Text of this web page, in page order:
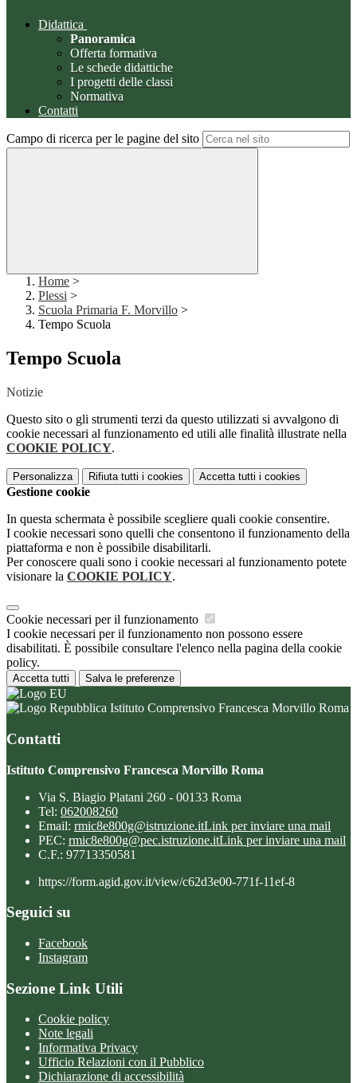
Didattica
Panoramica
Offerta formativa
Le schede didattiche
I progetti delle classi
Normativa
Contatti
Campo di ricerca per le pagine del sito
Home >
Plessi >
Scuola Primaria F. Morvillo >
Tempo Scuola
Tempo Scuola
Notizie
Questo sito o gli strumenti terzi da questo utilizzati si avvalgono di
cookie necessari al funzionamento ed utili alle finalità illustrate nella
COOKIE POLICY.
Personalizza Rifiuta tutti i cookies Accetta tutti i cookies
Gestione cookie
In questa schermata è possibile scegliere quali cookie consentire.
I cookie necessari sono quelli che consentono il funzionamento della
piattaforma e non è possibile disabilitarli.
Per conoscere quali sono i cookie necessari al funzionamento potete
visionare la COOKIE POLICY.
Cookie necessari per il funzionamento
I cookie necessari per il funzionamento non possono essere
disabilitati. È possibile consultare l'elenco nella pagina della cookie
policy.
Accetta tutti Salva le preferenze
Istituto Comprensivo Francesca Morvillo Roma
Contatti
Istituto Comprensivo Francesca Morvillo Roma
Via S. Biagio Platani 260 - 00133 Roma
Tel: 062008260
Email: rmic8e800g@istruzione.itLink per inviare una mail
PEC: rmic8e800g@pec.istruzione.itLink per inviare una mail
C.F.: 97713350581
https://form.agid.gov.it/view/c62d3e00-771f-11ef-8
Seguici su
Facebook
Instagram
Sezione Link Utili
Cookie policy
Note legali
Informativa Privacy
Ufficio Relazioni con il Pubblico
Dichiarazione di accessibilità